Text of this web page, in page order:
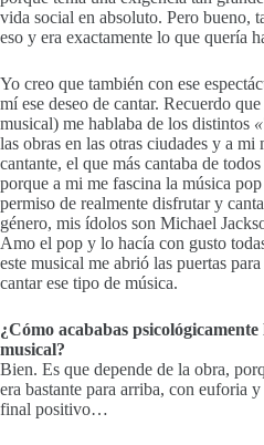
vida social en absoluto. Pero bueno,
eso y era exactamente lo que quería
Yo creo que también con ese
mí ese deseo de cantar. Recuerdo
musical) me hablaba de los distintos
las obras en las otras ciudades y a mi
cantante, el que más cantaba de
porque a mi me fascina la música
permiso de realmente disfrutar y
género, mis ídolos son Michael
Amo el pop y lo hacía con gusto
este musical me abrió las puertas
cantar ese tipo de música.
¿Cómo acababas
musical?
Bien. Es que depende de la obra,
era bastante para arriba, con euforia
final positivo…